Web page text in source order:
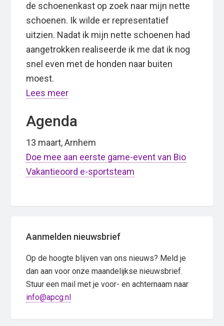
de schoenenkast op zoek naar mijn nette
schoenen. Ik wilde er representatief
uitzien. Nadat ik mijn nette schoenen had
aangetrokken realiseerde ik me dat ik nog
snel even met de honden naar buiten
moest.
Lees meer
Agenda
13 maart, Arnhem
Doe mee aan eerste game-event van Bio
Vakantieoord e-sportsteam
Sidebar
Aanmelden nieuwsbrief
Op de hoogte blijven van ons nieuws? Meld je
dan aan voor onze maandelijkse nieuwsbrief.
Stuur een mail met je voor- en achternaam naar
info@apcg.nl